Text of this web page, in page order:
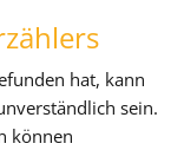
hat, kann
sein.
können